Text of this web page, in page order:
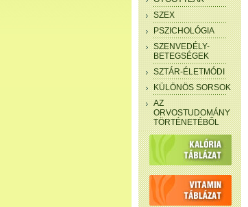
SZEX
PSZICHOLÓGIA
SZENVEDÉLY-
BETEGSÉGEK
SZTÁR-ÉLETMÓDI
KÜLÖNÖS SORSOK
AZ
ORVOSTUDOMÁNY
TÖRTÉNETÉBŐL